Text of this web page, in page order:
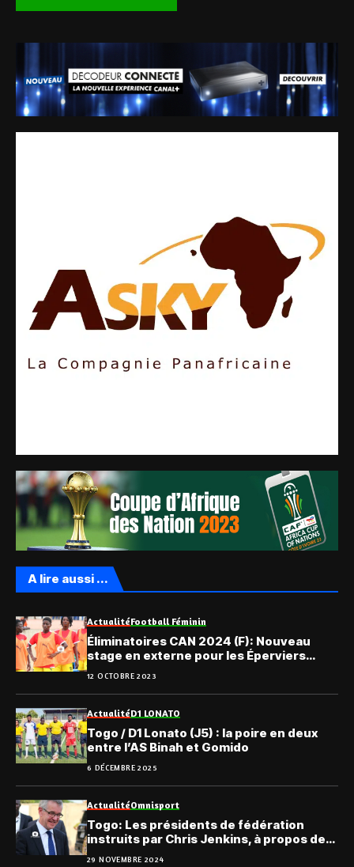
A lire aussi ...
ActualitéFootball Féminin
Éliminatoires CAN 2024 (F): Nouveau
stage en externe pour les Éperviers
Dames
12 OCTOBRE 2023
ActualitéD1 LONATO
Togo / D1 Lonato (J5) : la poire en deux
entre l’AS Binah et Gomido
6 DÉCEMBRE 2025
ActualitéOmnisport
Togo: Les présidents de fédération
instruits par Chris Jenkins, à propos des
Jeux du Commonwealth
29 NOVEMBRE 2024